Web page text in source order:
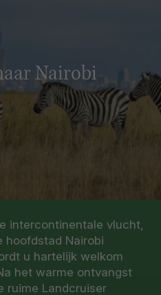
Nairobi
intercontinentale vlucht,
hoofdstad Nairobi
u hartelijk welkom
het warme ontvangst
ruime Landcruiser